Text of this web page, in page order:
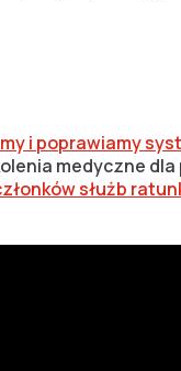
i poprawiamy
medyczne
służb